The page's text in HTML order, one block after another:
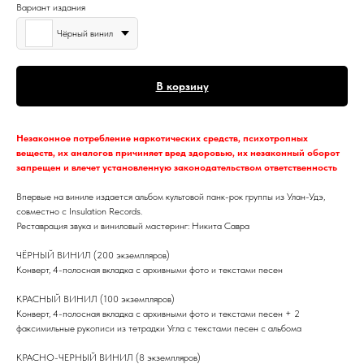
Вариант издания
Чёрный винил
В корзину
Незаконное потребление наркотических средств, психотропных
веществ, их аналогов причиняет вред здоровью, их незаконный оборот
запрещен и влечет установленную законодательством ответственность
Впервые на виниле издается альбом культовой панк-рок группы из Улан-Удэ,
совместно с Insulation Records.
Реставрация звука и виниловый мастеринг: Никита Савра
ЧЁРНЫЙ ВИНИЛ (200 экземпляров)
Конверт, 4-полосная вкладка с архивными фото и текстами песен
КРАСНЫЙ ВИНИЛ (100 экземпляров)
Конверт, 4-полосная вкладка с архивными фото и текстами песен + 2
факсимильные рукописи из тетрадки Угла с текстами песен с альбома
КРАСНО-ЧЕРНЫЙ ВИНИЛ (8 экземпляров)